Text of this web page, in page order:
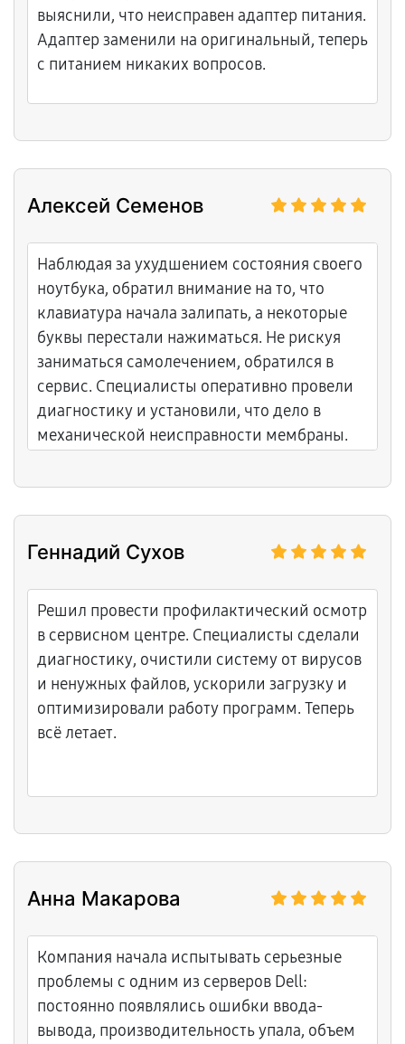
выяснили, что неисправен адаптер питания.
Адаптер заменили на оригинальный, теперь
с питанием никаких вопросов.
Алексей Семенов
Наблюдая за ухудшением состояния своего
ноутбука, обратил внимание на то, что
клавиатура начала залипать, а некоторые
буквы перестали нажиматься. Не рискуя
заниматься самолечением, обратился в
сервис. Специалисты оперативно провели
диагностику и установили, что дело в
механической неисправности мембраны.
полностью рабочий ноутбук.
Геннадий Сухов
Решил провести профилактический осмотр
в сервисном центре. Специалисты сделали
диагностику, очистили систему от вирусов
и ненужных файлов, ускорили загрузку и
оптимизировали работу программ. Теперь
всё летает.
Анна Макарова
Компания начала испытывать серьезные
проблемы с одним из серверов Dell:
постоянно появлялись ошибки ввода-
вывода, производительность упала, объем